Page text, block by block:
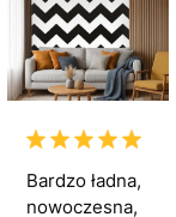
Bardzo ładna,
nowoczesna,